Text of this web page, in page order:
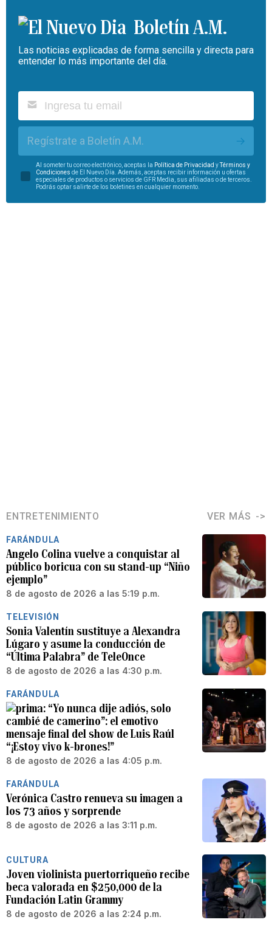
Boletín A.M.
Las noticias explicadas de forma sencilla y directa para
entender lo más importante del día.
Regístrate a Boletín A.M.
Al someter tu correo electrónico, aceptas la Política de Privacidad yTérminos y
Condiciones de El Nuevo Día. Además, aceptas recibir información u ofertas
especiales de productos o servicios de GFR Media, sus afiliadas o de terceros.
Podrás optar salirte de los boletines en cualquier momento.
ENTRETENIMIENTO VER MÁS
FARÁNDULA
Angelo Colina vuelve a conquistar al
público boricua con su stand-up “Niño
ejemplo”
8 de agosto de 2026 a las 5:19 p.m.
TELEVISIÓN
Sonia Valentín sustituye a Alexandra
Lúgaro y asume la conducción de
“Última Palabra” de TeleOnce
8 de agosto de 2026 a las 4:30 p.m.
FARÁNDULA
“Yo nunca dije adiós, solo
cambié de camerino”: el emotivo
mensaje final del show de Luis Raúl
“¡Estoy vivo k-brones!”
8 de agosto de 2026 a las 4:05 p.m.
FARÁNDULA
Verónica Castro renueva su imagen a
los 73 años y sorprende
8 de agosto de 2026 a las 3:11 p.m.
CULTURA
Joven violinista puertorriqueño recibe
beca valorada en $250,000 de la
Fundación Latin Grammy
8 de agosto de 2026 a las 2:24 p.m.